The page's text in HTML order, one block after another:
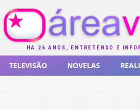
HÁ 26 ANOS, ENTRETENDO E
TELEVISÃO NOVELAS